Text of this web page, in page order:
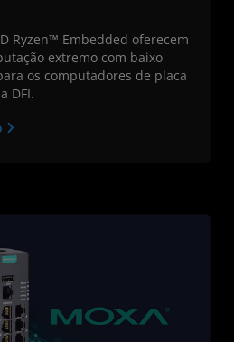
Ryzen™ Embedded oferecem
extremo com baixo
os computadores de placa
DFI.